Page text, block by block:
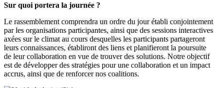
Sur quoi portera la journée ?
Le rassemblement comprendra un ordre du jour établi conjointement
par les organisations participantes, ainsi que des sessions interactives
axées sur le climat au cours desquelles les participants partageront
leurs connaissances, établiront des liens et planifieront la poursuite
de leur collaboration en vue de trouver des solutions. Notre objectif
est de développer des stratégies pour une collaboration et un impact
accrus, ainsi que de renforcer nos coalitions.